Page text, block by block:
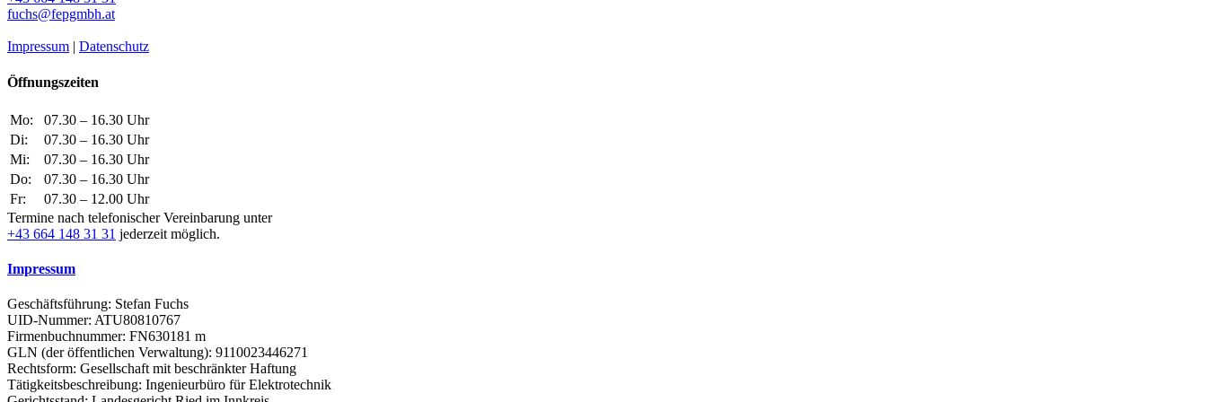
fuchs@fepgmbh.at
Impressum | Datenschutz
Öffnungszeiten
Mo:
07.30 – 16.30 Uhr
Di:
07.30 – 16.30 Uhr
Mi:
07.30 – 16.30 Uhr
Do:
07.30 – 16.30 Uhr
Fr:
07.30 – 12.00 Uhr
Termine nach telefonischer Vereinbarung unter
+43 664 148 31 31 jederzeit möglich.
Impressum
Geschäftsführung: Stefan Fuchs
UID-Nummer: ATU80810767
Firmenbuchnummer: FN630181 m
GLN (der öffentlichen Verwaltung): 9110023446271
Rechtsform: Gesellschaft mit beschränkter Haftung
Tätigkeitsbeschreibung: Ingenieurbüro für Elektrotechnik